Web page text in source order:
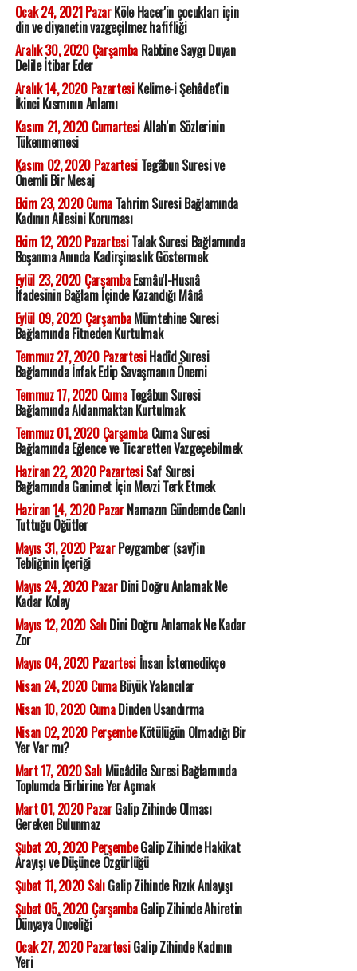
Ocak 24, 2021 PazarKöle Hacer'in çocukları için
din ve diyanetin vazgeçilmez hafifliği
Aralık 30, 2020 ÇarşambaRabbine Saygı Duyan
Delile İtibar Eder
Aralık 14, 2020 PazartesiKelime-i Şehâdet'in
İkinci Kısmının Anlamı
Kasım 21, 2020 CumartesiAllah'ın Sözlerinin
Tükenmemesi
Kasım 02, 2020 PazartesiTegâbun Suresi ve
Önemli Bir Mesaj
Ekim 23, 2020 CumaTahrim Suresi Bağlamında
Kadının Ailesini Koruması
Ekim 12, 2020 PazartesiTalak Suresi Bağlamında
Boşanma Anında Kadirşinaslık Göstermek
Eylül 23, 2020 ÇarşambaEsmâu'l-Husnâ
İfadesinin Bağlam İçinde Kazandığı Mânâ
Eylül 09, 2020 ÇarşambaMümtehine Suresi
Bağlamında Fitneden Kurtulmak
Temmuz 27, 2020 PazartesiHadîd Suresi
Bağlamında İnfak Edip Savaşmanın Önemi
Temmuz 17, 2020 CumaTegâbun Suresi
Bağlamında Aldanmaktan Kurtulmak
Temmuz 01, 2020 ÇarşambaCuma Suresi
Bağlamında Eğlence ve Ticaretten Vazgeçebilmek
Haziran 22, 2020 PazartesiSaf Suresi
Bağlamında Ganimet İçin Mevzi Terk Etmek
Haziran 14, 2020 PazarNamazın Gündemde Canlı
Tuttuğu Öğütler
Mayıs 31, 2020 PazarPeygamber (sav)'in
Tebliğinin İçeriği
Mayıs 24, 2020 PazarDini Doğru Anlamak Ne
Kadar Kolay
Mayıs 12, 2020 SalıDini Doğru Anlamak Ne Kadar
Zor
Mayıs 04, 2020 Pazartesiİnsan İstemedikçe
Nisan 24, 2020 CumaBüyük Yalancılar
Nisan 10, 2020 CumaDinden Usandırma
Nisan 02, 2020 PerşembeKötülüğün Olmadığı Bir
Yer Var mı?
Mart 17, 2020 SalıMücâdile Suresi Bağlamında
Toplumda Birbirine Yer Açmak
Mart 01, 2020 PazarGalip Zihinde Olması
Gereken Bulunmaz
Şubat 20, 2020 PerşembeGalip Zihinde Hakikat
Arayışı ve Düşünce Özgürlüğü
Şubat 11, 2020 SalıGalip Zihinde Rızık Anlayışı
Şubat 05, 2020 ÇarşambaGalip Zihinde Ahiretin
Dünyaya Önceliği
Ocak 27, 2020 PazartesiGalip Zihinde Kadının
Yeri